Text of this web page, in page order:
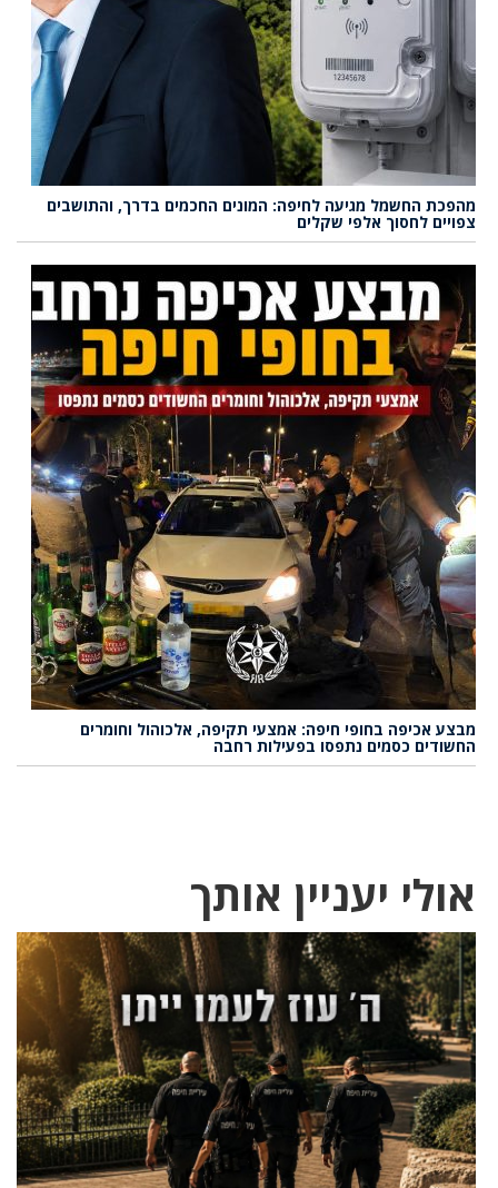
מהפכת החשמל מגיעה לחיפה: המונים החכמים בדרך, והתושבים
צפויים לחסוך אלפי שקלים
מבצע אכיפה בחופי חיפה: אמצעי תקיפה, אלכוהול וחומרים
החשודים כסמים נתפסו בפעילות רחבה
אולי יעניין אותך